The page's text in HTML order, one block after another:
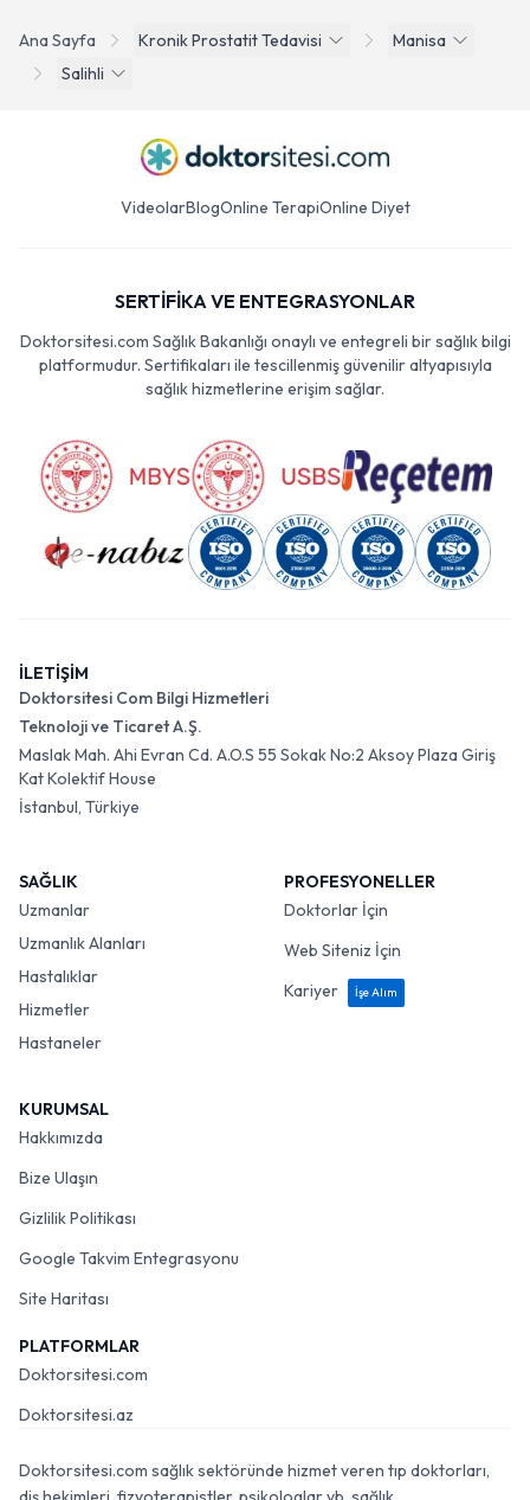
Ana Sayfa Kronik Prostatit Tedavisi
Manisa
Salihli
VideolarBlogOnline TerapiOnline Diyet
SERTİFİKA VE ENTEGRASYONLAR
Doktorsitesi.com Sağlık Bakanlığı onaylı ve entegreli bir sağlık bilgi
platformudur. Sertifikaları ile tescillenmiş güvenilir altyapısıyla
sağlık hizmetlerine erişim sağlar.
İLETİŞİM
Doktorsitesi Com Bilgi Hizmetleri
Teknoloji ve Ticaret A.Ş.
Maslak Mah. Ahi Evran Cd. A.O.S 55 Sokak No:2 Aksoy Plaza Giriş
Kat Kolektif House
İstanbul, Türkiye
SAĞLIK
Uzmanlar
Uzmanlık Alanları
Hastalıklar
Hizmetler
Hastaneler
PROFESYONELLER
Doktorlar İçin
Web Siteniz İçin
Kariyer
İşe Alım
KURUMSAL
Hakkımızda
Bize Ulaşın
Gizlilik Politikası
Google Takvim Entegrasyonu
Site Haritası
PLATFORMLAR
Doktorsitesi.com
Doktorsitesi.az
Doktorsitesi.com sağlık sektöründe hizmet veren tıp doktorları,